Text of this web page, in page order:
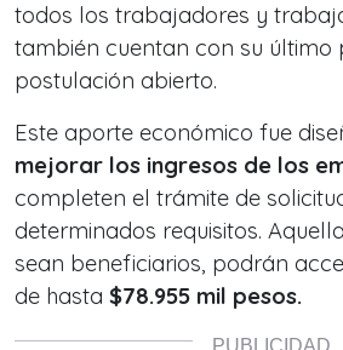
todos los trabajadores y
también cuentan con su último
postulación abierto.
Este aporte económico fue
mejorar los ingresos de los
completen el trámite de
determinados requisitos.
sean beneficiarios, podrán
de hasta $78.955 mil pesos.